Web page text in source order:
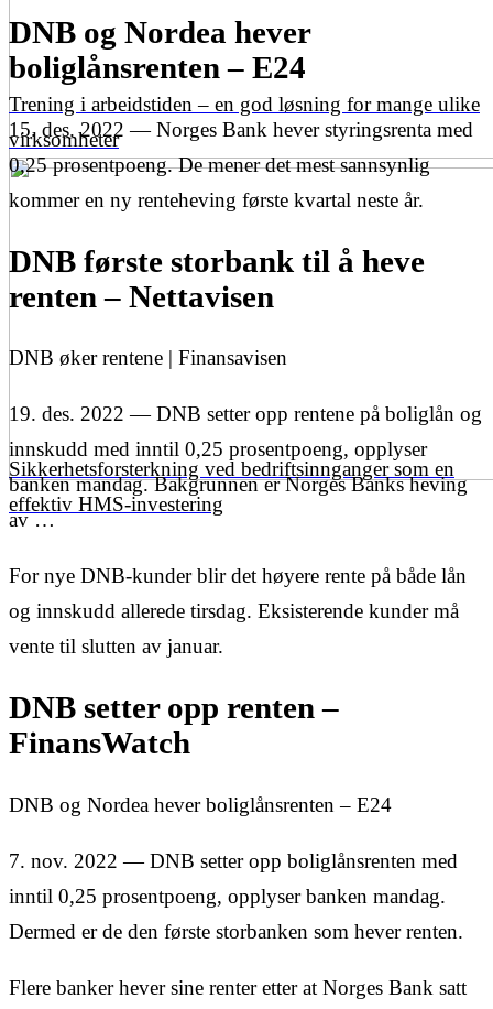
Trening i arbeidstiden – en god løsning for mange ulike
virksomheter
Sikkerhetsforsterkning ved bedriftsinnganger som en
effektiv HMS-investering
DNB og Nordea hever
boliglånsrenten – E24
15. des. 2022 — Norges Bank hever styringsrenta med
0,25 prosentpoeng. De mener det mest sannsynlig
kommer en ny renteheving første kvartal neste år.
DNB første storbank til å heve
renten – Nettavisen
DNB øker rentene | Finansavisen
19. des. 2022 — DNB setter opp rentene på boliglån og
innskudd med inntil 0,25 prosentpoeng, opplyser
banken mandag. Bakgrunnen er Norges Banks heving
av …
For nye DNB-kunder blir det høyere rente på både lån
og innskudd allerede tirsdag. Eksisterende kunder må
vente til slutten av januar.
DNB setter opp renten –
FinansWatch
DNB og Nordea hever boliglånsrenten – E24
7. nov. 2022 — DNB setter opp boliglånsrenten med
inntil 0,25 prosentpoeng, opplyser banken mandag.
Dermed er de den første storbanken som hever renten.
Flere banker hever sine renter etter at Norges Bank satt